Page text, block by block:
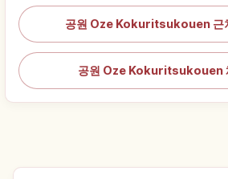
공원 Oze Kokuritsukouen 근
공원 Oze Kokuritsukouen